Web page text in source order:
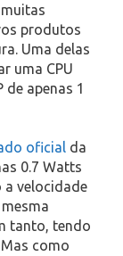
produtos
Uma delas
uma CPU
de apenas 1
oficial da
0.7 Watts
a velocidade
tanto, tendo
como